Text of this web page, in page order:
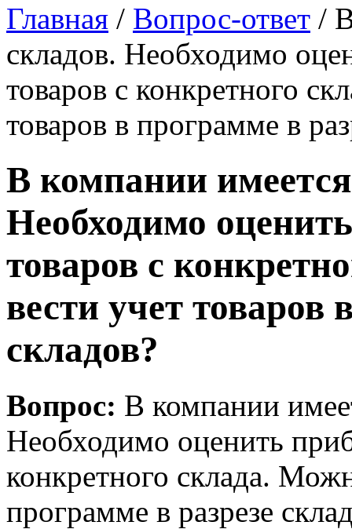
Главная / Вопрос-ответ /
складов. Необходимо
товаров с конкретного
товаров в программе в
В компании
Необходимо
товаров с
вести учет товаров
складов?
Вопрос: В компании
Необходимо оценить
конкретного склада.
программе в разрезе